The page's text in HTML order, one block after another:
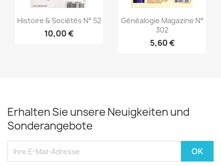
Vorschau
Histoire & Sociétés N° 52
10,00 €
Vorschau
Généalogie Magazine N°
302
5,60 €
Erhalten Sie unsere Neuigkeiten und
Sonderangebote